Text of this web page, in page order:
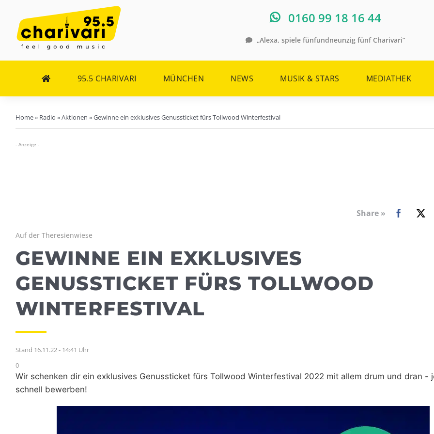
Inhalt
springen
0160 99 18 16 44
„Alexa, spiele fünfundneunzig fünf Charivari“
95.5 CHARIVARI MÜNCHEN NEWS MUSIK & STARS MEDIATHEK
Home» Radio »Aktionen »Gewinne ein exklusives Genussticket fürs Tollwood Winterfestival
- Anzeige -
Share »
Auf der Theresienwiese
GEWINNE EIN EXKLUSIVES
GENUSSTICKET FÜRS TOLLWOOD
WINTERFESTIVAL
Stand 16.11.22 - 14:41 Uhr
0
Wir schenken dir ein exklusives Genussticket fürs Tollwood Winterfestival 2022 mit allem drum und dran -
schnell bewerben!